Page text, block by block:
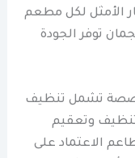
الأمثل لكل مطعم
توفر الجودة
تشمل تنظيف
تنظيف وتعقيم
الاعتماد على